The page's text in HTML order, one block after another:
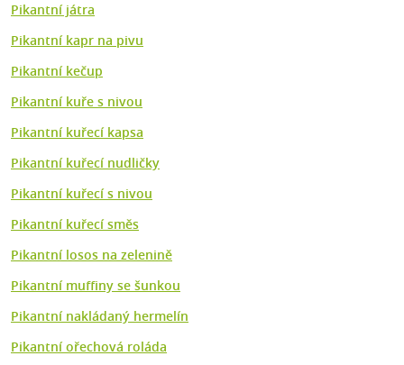
Pikantní játra
Pikantní kapr na pivu
Pikantní kečup
Pikantní kuře s nivou
Pikantní kuřecí kapsa
Pikantní kuřecí nudličky
Pikantní kuřecí s nivou
Pikantní kuřecí směs
Pikantní losos na zelenině
Pikantní muffiny se šunkou
Pikantní nakládaný hermelín
Pikantní ořechová roláda